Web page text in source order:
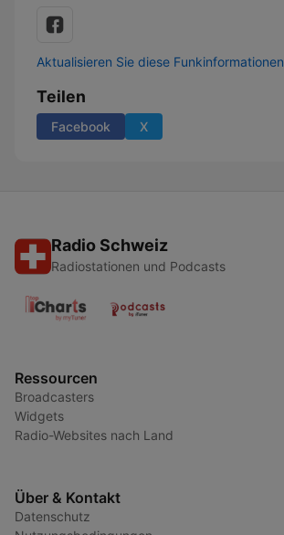
Aktualisieren Sie diese Funkinformationen
Teilen
Facebook X
Radio Schweiz
Radiostationen und Podcasts
Ressourcen
Broadcasters
Widgets
Radio-Websites nach Land
Über & Kontakt
Datenschutz